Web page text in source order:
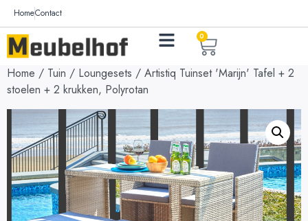
HomeContact
0
Home / Tuin / Loungesets / Artistiq Tuinset 'Marijn' Tafel + 2
stoelen + 2 krukken, Polyrotan